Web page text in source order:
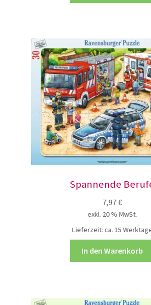
Spannende
7,97€
exkl. 20 % MwSt.
Lieferzeit: ca. 15
In den Warenkorb